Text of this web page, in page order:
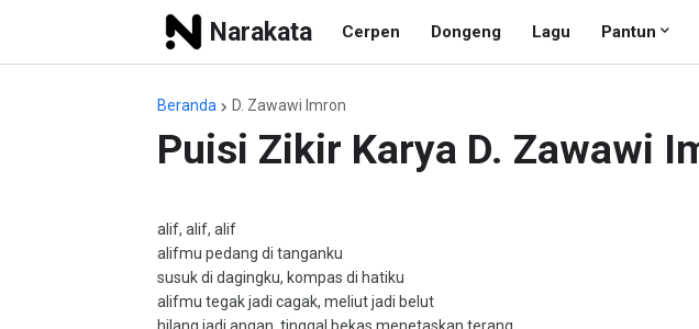
Narakata Cerpen Dongeng Lagu Pantun
Beranda D. Zawawi Imron
Puisi Zikir Karya D. Zawawi
alif, alif, alif
alifmu pedang di tanganku
susuk di dagingku, kompas di hatiku
alifmu tegak jadi cagak, meliut jadi belut